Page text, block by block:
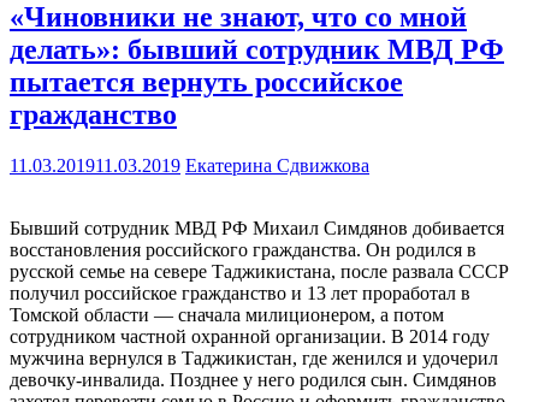
«Чиновники не знают, что со мной
делать»: бывший сотрудник МВД РФ
пытается вернуть российское
гражданство
11.03.201911.03.2019 Екатерина Сдвижкова
Бывший сотрудник МВД РФ Михаил Симдянов добивается
восстановления российского гражданства. Он родился в
русской семье на севере Таджикистана, после развала СССР
получил российское гражданство и 13 лет проработал в
Томской области — сначала милиционером, а потом
сотрудником частной охранной организации. В 2014 году
мужчина вернулся в Таджикистан, где женился и удочерил
девочку-инвалида. Позднее у него родился сын. Симдянов